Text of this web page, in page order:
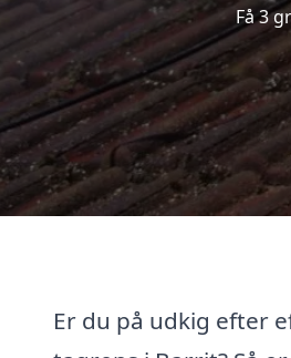
Få 3
Er du på udkig efter